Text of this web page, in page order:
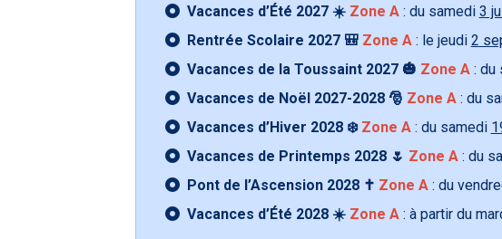
Vacances d’Été 2027 ☀️ Zone A: du samedi 3
Rentrée Scolaire 2027 🎒 Zone A: le jeudi 2
Vacances de la Toussaint 2027 🎃 Zone A: du
Vacances de Noël 2027-2028 🎅 Zone A: du
Vacances d’Hiver 2028 ❄️ Zone A: du samedi
Vacances de Printemps 2028 🌷 Zone A: du
Pont de l’Ascension 2028 ✝️ Zone A: du
Vacances d’Été 2028 ☀️ Zone A: à partir du